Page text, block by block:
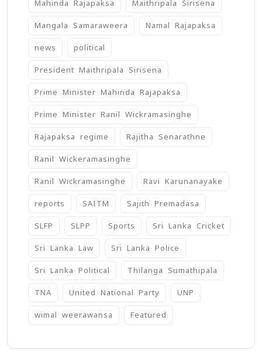
Mahinda Rajapaksa Maithripala Sirisena
Mangala Samaraweera Namal Rajapaksa
news political
President Maithripala Sirisena
Prime Minister Mahinda Rajapaksa
Prime Minister Ranil Wickramasinghe
Rajapaksa regime Rajitha Senarathne
Ranil Wickeramasinghe
Ranil Wickramasinghe Ravi Karunanayake
reports SAITM Sajith Premadasa
SLFP SLPP Sports Sri Lanka Cricket
Sri Lanka Law Sri Lanka Police
Sri Lanka Political Thilanga Sumathipala
TNA United National Party UNP
wimal weerawansa ‍Featured